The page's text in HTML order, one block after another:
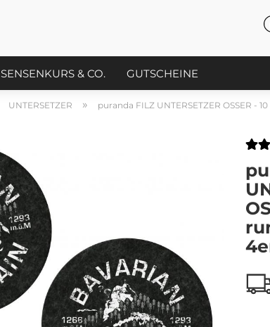
SENSENKURS & CO. GUTSCHEINE
UNTERSETZER » puranda FILZ UNTERSETZER OSSER -